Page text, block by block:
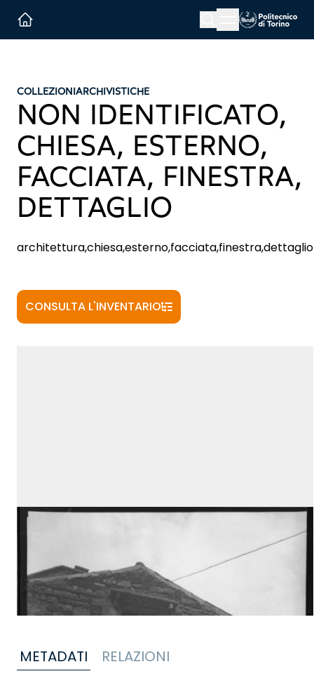
Menu button
COLLEZIONIARCHIVISTICHE
NON IDENTIFICATO,
CHIESA, ESTERNO,
FACCIATA, FINESTRA,
DETTAGLIO
architettura,chiesa,esterno,facciata,finestra,dettaglio
CONSULTA L'INVENTARIO
METADATI RELAZIONI